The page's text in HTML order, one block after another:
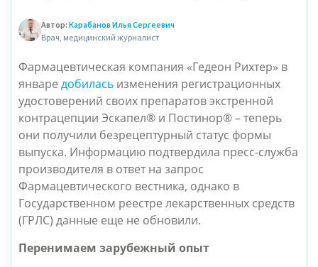
Автор: Карабанов Илья Сергеевич
Врач, медицинский журналист
Фармацевтическая компания «Гедеон Рихтер» в
январе добилась изменения регистрационных
удостоверений своих препаратов экстренной
контрацепции Эскапел® и Постинор® – теперь
они получили безрецептурный статус формы
выпуска. Информацию подтвердила пресс-служба
производителя в ответ на запрос
Фармацевтического вестника, однако в
Государственном реестре лекарственных средств
(ГРЛС) данные еще не обновили.
Перенимаем зарубежный опыт